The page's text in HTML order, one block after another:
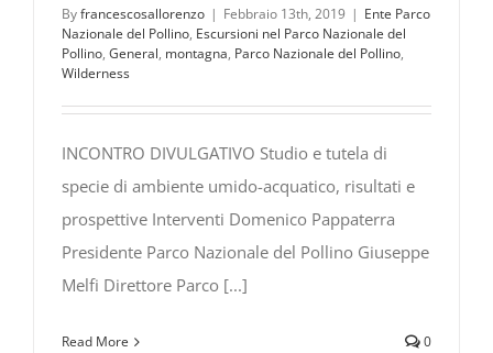
Byfrancescosallorenzo | Febbraio 13th, 2019 | Ente Parco
Nazionale del Pollino, Escursioni nel Parco Nazionale del
Pollino, General, montagna, Parco Nazionale del Pollino,
Wilderness
INCONTRO DIVULGATIVO Studio e tutela di
specie di ambiente umido-acquatico, risultati e
prospettive Interventi Domenico Pappaterra
Presidente Parco Nazionale del Pollino Giuseppe
Melfi Direttore Parco [...]
Read More 0